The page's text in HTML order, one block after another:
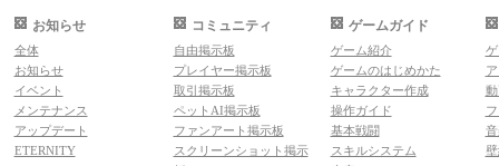
お知らせ
全体
お知らせ
イベント
メンテナンス
アップデート
ETERNITY
コミュニティ
自由掲示板
プレイヤー掲示板
取引掲示板
ペットAI掲示板
ファンアート掲示板
スクリーンショット掲示
ゲームガイド
ゲーム紹介
ゲームのはじめかた
キャラクター作成
操作ガイド
基本戦闘
スキルシステム